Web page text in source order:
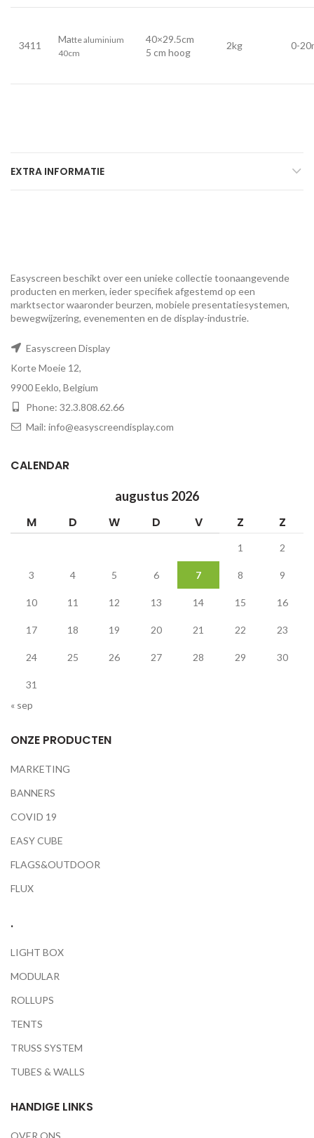
3411
Matte aluminium
40cm
40×29.5cm
5 cm hoog
2kg 0-
EXTRA INFORMATIE
Easyscreen beschikt over een unieke collectie toonaangevende
producten en merken, ieder specifiek afgestemd op een ​​
marktsector waaronder beurzen, mobiele presentatiesystemen,
bewegwijzering, evenementen en de display-industrie.
Easyscreen Display
Korte Moeie 12,
9900 Eeklo, Belgium
Phone: 32.3.808.62.66
Mail: info@easyscreendisplay.com
CALENDAR
augustus 2026
M D W D V Z Z
1 2
3 4 5 6 7 8 9
10 11 12 13 14 15 16
17 18 19 20 21 22 23
24 25 26 27 28 29 30
31
« sep
ONZE PRODUCTEN
MARKETING
BANNERS
COVID 19
EASY CUBE
FLAGS&OUTDOOR
FLUX
.
LIGHT BOX
MODULAR
ROLLUPS
TENTS
TRUSS SYSTEM
TUBES & WALLS
HANDIGE LINKS
OVER ONS